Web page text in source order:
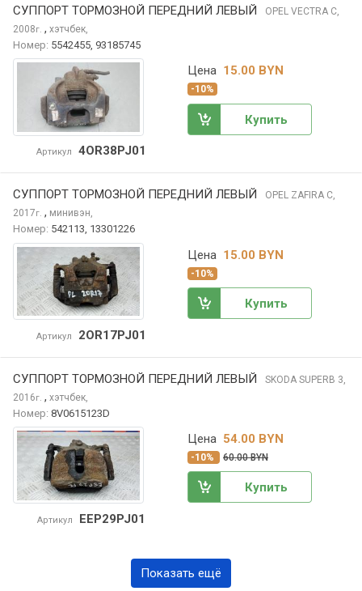
СУППОРТ ТОРМОЗНОЙ ПЕРЕДНИЙ ЛЕВЫЙ OPEL VECTRA C,
2008г. , хэтчбек,
Номер: 5542455, 93185745
Артикул 4OR38PJ01
Цена 15.00 BYN
-10%
Купить
СУППОРТ ТОРМОЗНОЙ ПЕРЕДНИЙ ЛЕВЫЙ OPEL ZAFIRA C,
2017г. , минивэн,
Номер: 542113, 13301226
Артикул 2OR17PJ01
Цена 15.00 BYN
-10%
Купить
СУППОРТ ТОРМОЗНОЙ ПЕРЕДНИЙ ЛЕВЫЙ SKODA SUPERB 3,
2016г. , хэтчбек,
Номер: 8V0615123D
Артикул EEP29PJ01
Цена 54.00 BYN
-10% 60.00 BYN
Купить
Показать ещё